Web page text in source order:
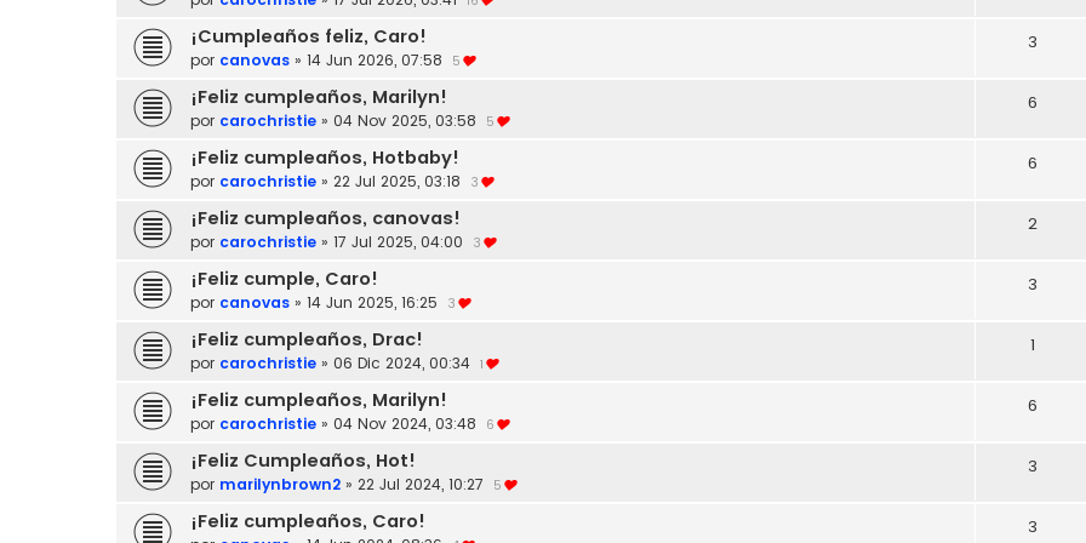
¡Cumpleaños feliz, Caro!
por canovas » 14 Jun 2026, 07:58 5
3
¡Feliz cumpleaños, Marilyn!
por carochristie » 04 Nov 2025, 03:58 5
6
¡Feliz cumpleaños, Hotbaby!
por carochristie » 22 Jul 2025, 03:18 3
6
¡Feliz cumpleaños, canovas!
por carochristie » 17 Jul 2025, 04:00 3
2
¡Feliz cumple, Caro!
por canovas » 14 Jun 2025, 16:25 3
3
¡Feliz cumpleaños, Drac!
por carochristie » 06 Dic 2024, 00:34 1
1
¡Feliz cumpleaños, Marilyn!
por carochristie » 04 Nov 2024, 03:48 6
6
¡Feliz Cumpleaños, Hot!
por marilynbrown2 » 22 Jul 2024, 10:27 5
3
¡Feliz cumpleaños, Caro! 3